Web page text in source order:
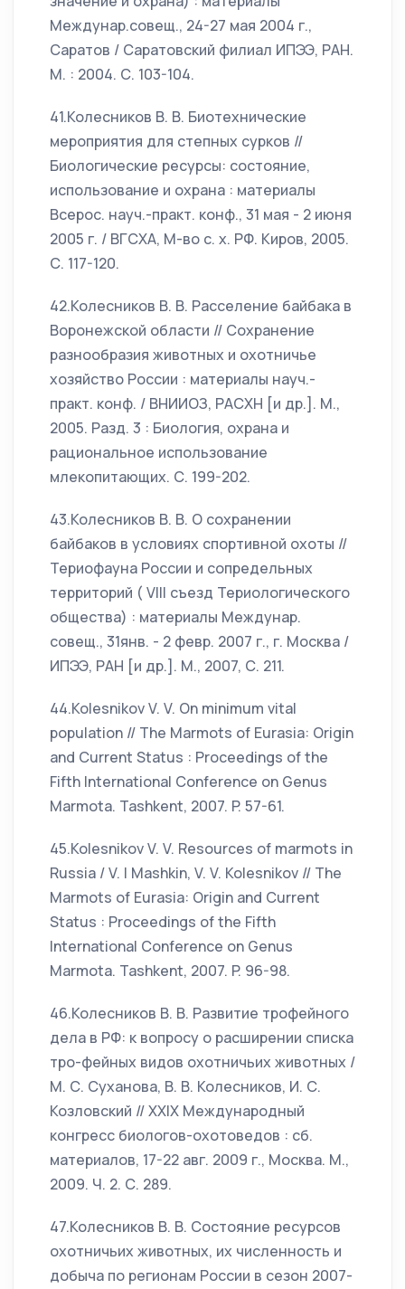
Междунар.совещ., 24-27 мая 2004 г.,
Саратов / Саратовский филиал ИПЭЭ, РАН.
М. : 2004. С. 103-104.
41.Колесников В. В. Биотехнические
мероприятия для степных сурков //
Биологические ресурсы: состояние,
использование и охрана : материалы
Всерос. науч.-практ. конф., 31 мая - 2 июня
2005 г. / ВГСХА, М-во с. х. РФ. Киров, 2005.
С. 117-120.
42.Колесников В. В. Расселение байбака в
Воронежской области // Сохранение
разнообразия животных и охотничье
хозяйство России : материалы науч.-
практ. конф. / ВНИИОЗ, РАСХН [и др.]. М.,
2005. Разд. 3 : Биология, охрана и
рациональное использование
млекопитающих. С. 199-202.
43.Колесников В. В. О сохранении
байбаков в условиях спортивной охоты //
Териофауна России и сопредельных
территорий ( VIII съезд Териологического
общества) : материалы Междунар.
совещ., 31янв. - 2 февр. 2007 г., г. Москва /
ИПЭЭ, РАН [и др.]. М., 2007, С. 211.
44.Kolesnikov V. V. On minimum vital
population // The Marmots of Eurasia: Origin
and Current Status : Proceedings of the
Fifth International Conference on Genus
Marmota. Tashkent, 2007. P. 57-61.
45.Kolesnikov V. V. Resources of marmots in
Russia / V. I Mashkin, V. V. Kolesnikov // The
Marmots of Eurasia: Origin and Current
Status : Proceedings of the Fifth
International Conference on Genus
Marmota. Tashkent, 2007. P. 96-98.
46.Колесников В. В. Развитие трофейного
дела в РФ: к вопросу о расширении списка
тро-фейных видов охотничьих животных /
М. С. Суханова, В. В. Колесников, И. С.
Козловский // XXIX Международный
конгресс биологов-охотоведов : сб.
материалов, 17-22 авг. 2009 г., Москва. М.,
2009. Ч. 2. С. 289.
47.Колесников В. В. Состояние ресурсов
охотничьих животных, их численность и
добыча по регионам России в сезон 2007-